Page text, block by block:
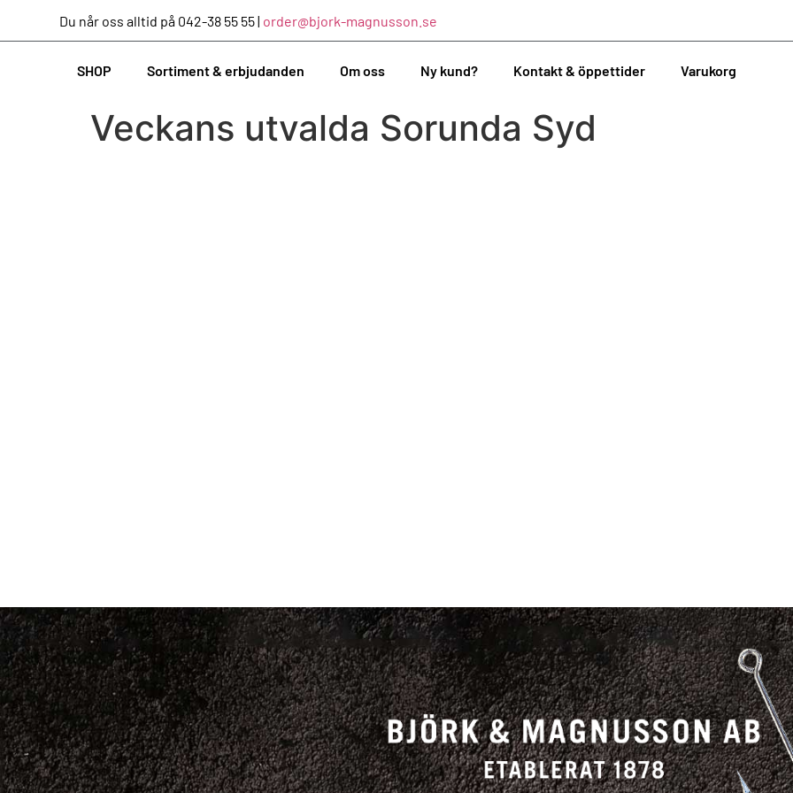
Du når oss alltid på 042-38 55 55 | order@bjork-magnusson.se
SHOP Sortiment & erbjudanden Om oss Ny kund? Kontakt & öppettider Varukorg
Veckans utvalda Sorunda Syd